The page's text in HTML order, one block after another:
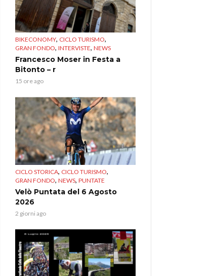
BIKECONOMY, CICLO TURISMO,
GRAN FONDO, INTERVISTE, NEWS
Francesco Moser in Festa a
Bitonto – r
15 ore ago
CICLO STORICA, CICLO TURISMO,
GRAN FONDO, NEWS, PUNTATE
Velò Puntata del 6 Agosto
2026
2 giorni ago